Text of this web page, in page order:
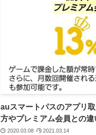
auスマートパスのアプリ
方やプレミアム会員との違
2020.03.08 2021.03.14